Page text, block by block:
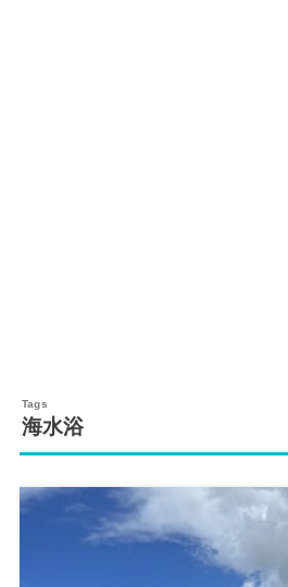
海水浴